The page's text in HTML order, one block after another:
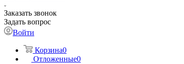
Заказать звонок
Задать вопрос
Войти
Корзина0
Отложенные0